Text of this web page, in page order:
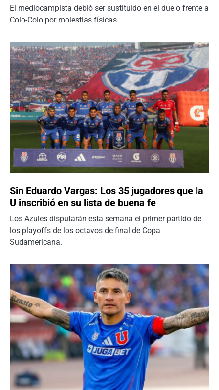
El mediocampista debió ser sustituido en el duelo frente a
Colo-Colo por molestias físicas.
Sin Eduardo Vargas: Los 35 jugadores que la
U inscribió en su lista de buena fe
Los Azules disputarán esta semana el primer partido de
los playoffs de los octavos de final de Copa
Sudamericana.